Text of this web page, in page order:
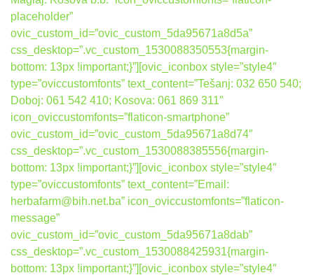
placeholder”
ovic_custom_id=”ovic_custom_5da95671a8d5a”
css_desktop=”.vc_custom_1530088350553{margin-
bottom: 13px !important;}”][ovic_iconbox style=”style4″
type=”oviccustomfonts” text_content=”Tešanj: 032 650 540;
Doboj: 061 542 410; Kosova: 061 869 311″
icon_oviccustomfonts=”flaticon-smartphone”
ovic_custom_id=”ovic_custom_5da95671a8d74″
css_desktop=”.vc_custom_1530088385556{margin-
bottom: 13px !important;}”][ovic_iconbox style=”style4″
type=”oviccustomfonts” text_content=”Email:
herbafarm@bih.net.ba” icon_oviccustomfonts=”flaticon-
message”
ovic_custom_id=”ovic_custom_5da95671a8dab”
css_desktop=”.vc_custom_1530088425931{margin-
bottom: 13px !important;}”][ovic_iconbox style=”style4″